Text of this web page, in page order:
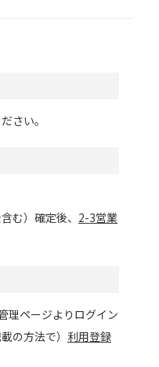
さい。
む）確定後、 2-3営業
理ページよりログイン
の方法で） 利用登録